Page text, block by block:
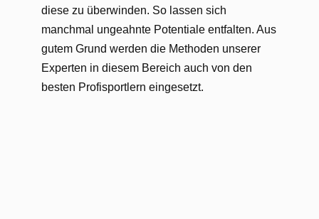
diese zu überwinden. So lassen sich
manchmal ungeahnte Potentiale entfalten. Aus
gutem Grund werden die Methoden unserer
Experten in diesem Bereich auch von den
besten Profisportlern eingesetzt.